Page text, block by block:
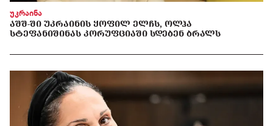
უკრაინა
ᲐᲨᲨ-ᲨᲘ ᲣᲙᲠᲐᲘᲜᲘᲡ ᲧᲝᲤᲘᲚ ᲔᲚᲩᲡ, ᲝᲚᲰᲐ
ᲡᲢᲔᲤᲐᲜᲘᲨᲘᲜᲐᲡ ᲙᲝᲠᲣᲤᲪᲘᲐᲨᲘ ᲡᲓᲔᲑᲔᲜ ᲑᲠᲐᲚᲡ